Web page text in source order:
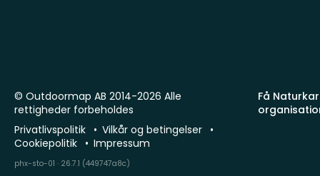
Få
© Outdoormap AB 2014-2026 Alle
rettigheder forbeholdes
Privatlivspolitik
Vilkår og betingelser
Cookiepolitik
Impressum
phx-sto-01 · 26.7.1 (449747a8c)